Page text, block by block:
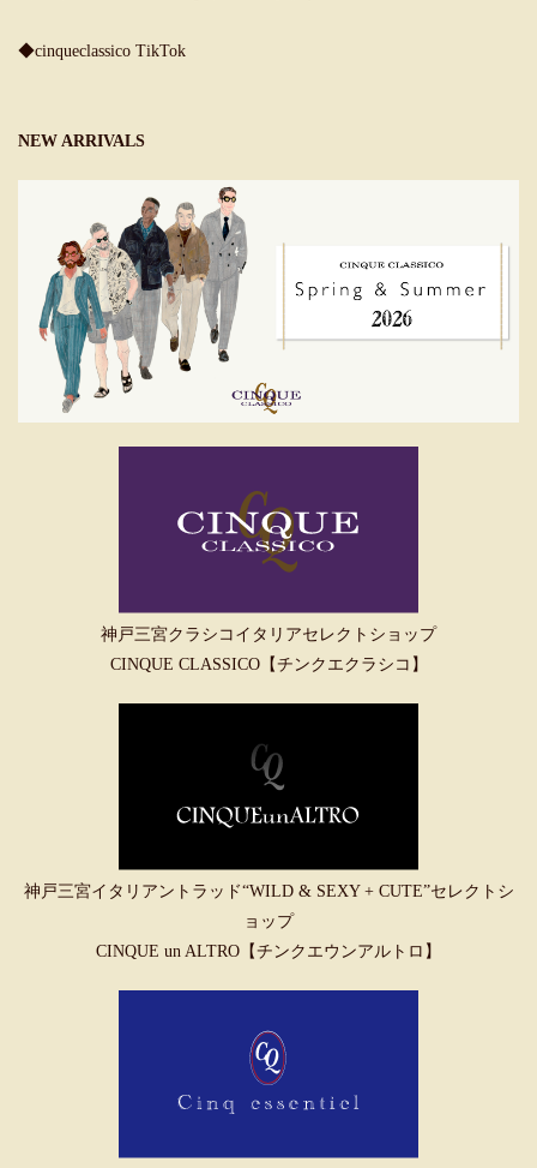
◆cinqueclassico TikTok
NEW ARRIVALS
神戸三宮クラシコイタリアセレクトショップ
CINQUE CLASSICO【チンクエクラシコ】
神戸三宮イタリアントラッド“WILD & SEXY + CUTE”セレクトシ
ョップ
CINQUE un ALTRO【チンクエウンアルトロ】